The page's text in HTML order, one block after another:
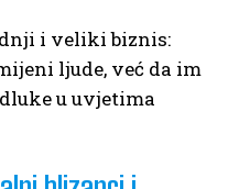
i veliki biznis:
ljude, već da im
u uvjetima